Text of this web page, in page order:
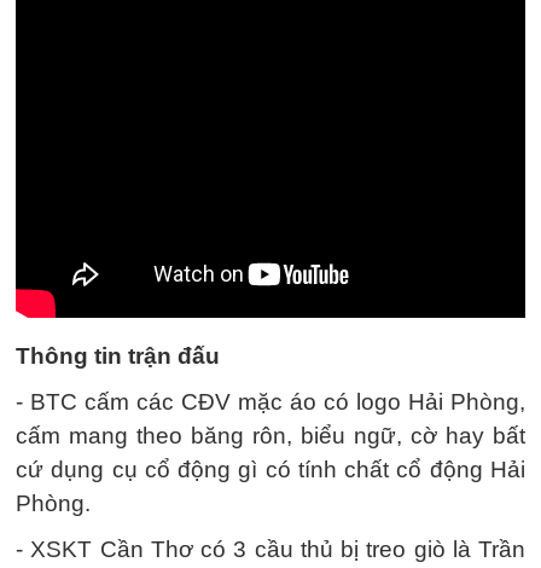
Thông tin trận đấu
- BTC cấm các CĐV mặc áo có logo Hải Phòng,
cấm mang theo băng rôn, biểu ngữ, cờ hay bất
cứ dụng cụ cổ động gì có tính chất cổ động Hải
Phòng.
- XSKT Cần Thơ có 3 cầu thủ bị treo giò là Trần